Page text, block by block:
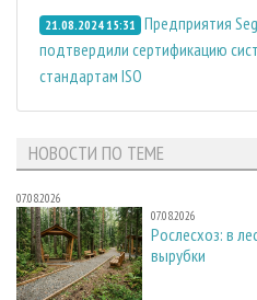
21.08.2024 15:31 Предприятия
подтвердили сертификацию
стандартам ISO
НОВОСТИ ПО ТЕМЕ
07.08.2026
07.08.2026
Рослесхоз: в
вырубки